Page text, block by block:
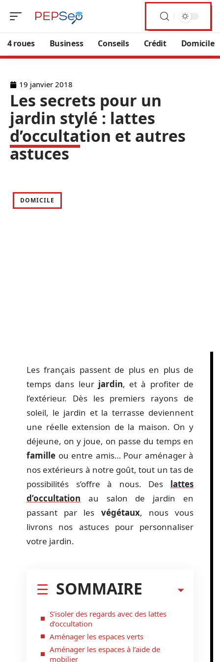
4 roues Business Conseils Crédit Domicile
19 janvier 2018
Les secrets pour un
jardin stylé : lattes
d’occultation et autres
astuces
DOMICILE
Les français passent de plus en plus de
temps dans leur jardin, et à profiter de
l’extérieur. Dès les premiers rayons de
soleil, le jardin et la terrasse deviennent
une réelle extension de la maison. On y
déjeune, on y joue, on passe du temps en
famille ou entre amis… Pour aménager à
nos extérieurs à notre goût, tout un tas de
possibilités s’offre à nous. Des lattes
d’occultation au salon de jardin en
passant par les végétaux, nous vous
livrons nos astuces pour personnaliser
votre jardin.
SOMMAIRE
S’isoler des regards avec des lattes
d’occultation
Aménager les espaces verts
Aménager les espaces à l’aide de
mobilier